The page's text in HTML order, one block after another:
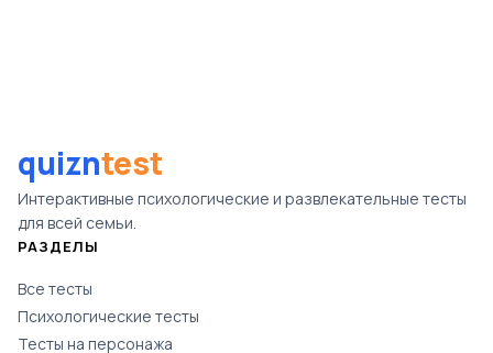
quizntest
Интерактивные психологические и развлекательные тесты
для всей семьи.
РАЗДЕЛЫ
Все тесты
Психологические тесты
Тесты на персонажа